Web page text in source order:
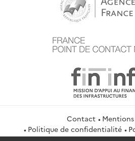
Contact
Politique de confidentialité